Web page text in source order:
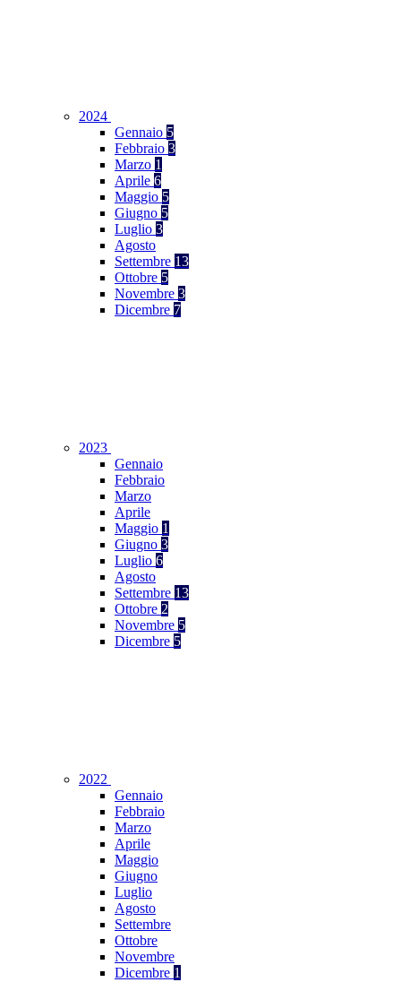
2024
Gennaio 5
Febbraio 3
Marzo 1
Aprile 6
Maggio 5
Giugno 5
Luglio 3
Agosto
Settembre 13
Ottobre 5
Novembre 3
Dicembre 7
2023
Gennaio
Febbraio
Marzo
Aprile
Maggio 1
Giugno 3
Luglio 6
Agosto
Settembre 13
Ottobre 2
Novembre 5
Dicembre 5
2022
Gennaio
Febbraio
Marzo
Aprile
Maggio
Giugno
Luglio
Agosto
Settembre
Ottobre
Novembre
Dicembre 1